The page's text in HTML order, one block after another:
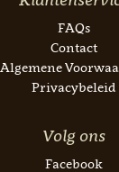
FAQs
Contact
Algemene
Privacybeleid
Volg ons
Facebook